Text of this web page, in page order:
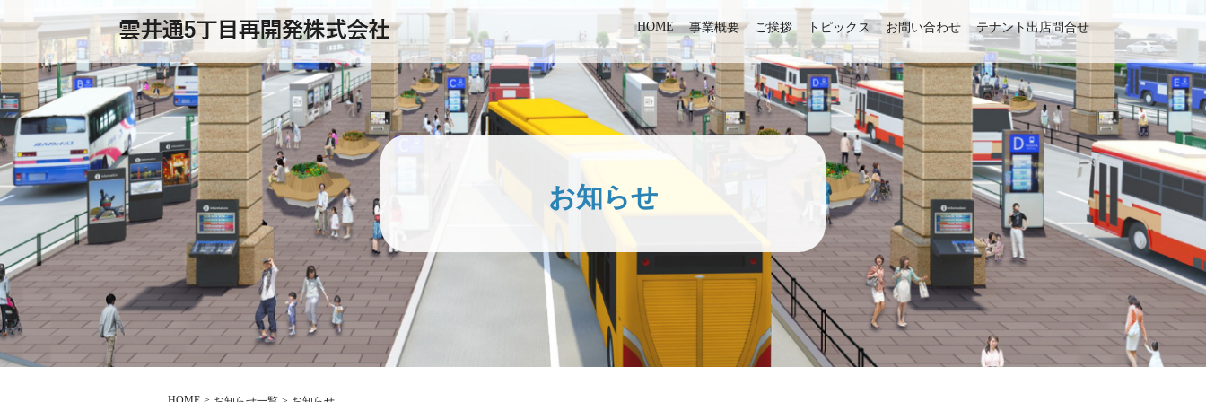
HOME 事業概要 ご挨拶 トピックス お問い合わせ テナント出店問合せ
お知らせ